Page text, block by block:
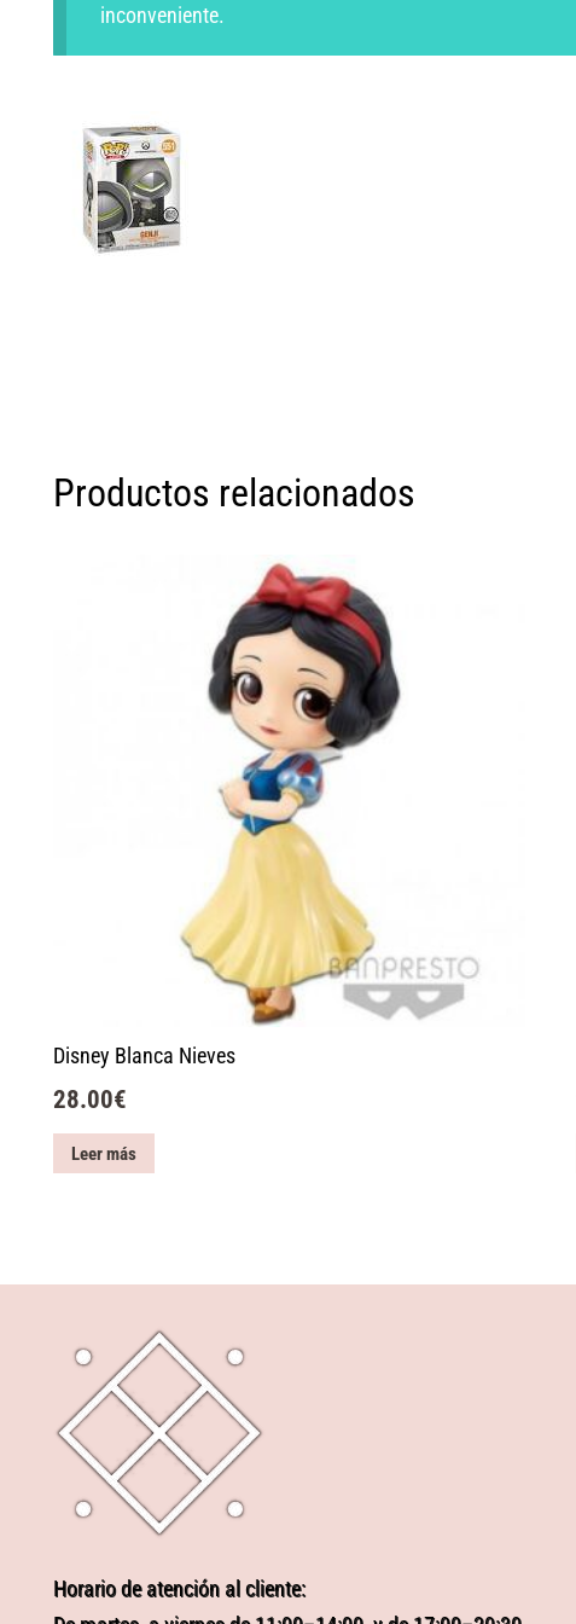
inconveniente.
Productos relacionados
Disney Blanca Nieves
28.00€
Leer más
Horario de atención al cliente: